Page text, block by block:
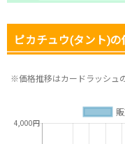
ピカチュウ(タント)の
※価格推移はカードラッシュ